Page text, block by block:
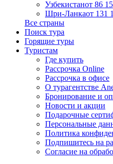
Узбекистанот 86
Шри-Ланкаот 131
Все страны
Поиск тура
Горящие туры
Туристам
Где купить
Рассрочка Online
Рассрочка в офисе
О турагентстве
Бронирование и
Новости и акции
Подарочные
Персональные
Политика
Подпишитесь на
Согласие на